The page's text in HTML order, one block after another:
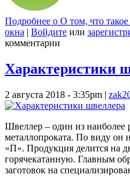
Подробнее о О том, что
окна | Войдите или
комментарии
Характеристики
2 августа 2018 - 3:35pm |
Швеллер – один из наиболее
металлопроката. По виду он
«П». Продукция делится на
горячекатанную. Главным
заготовок на